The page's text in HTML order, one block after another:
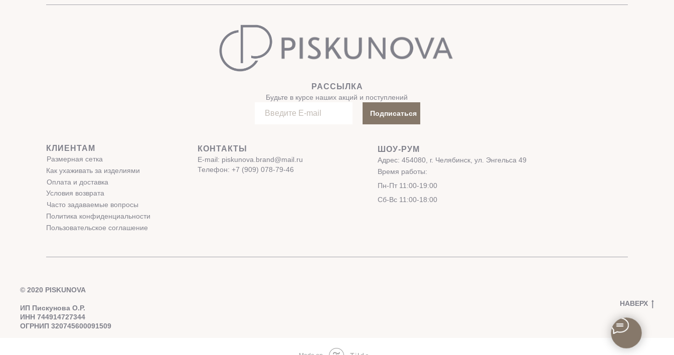
Подписаться
РАССЫЛКА
Будьте в курсе наших акций и поступлений
КЛИЕНТАМ КОНТАКТЫ ШОУ-РУМ
Адрес: 454080, г. Челябинск, ул. Энгельса 49
Время работы:
Пн-Пт 11:00-19:00
Сб-Вс 11:00-18:00
E-mail: piskunova.brand@mail.ru
Телефон: +7 (909) 078-79-46
Размерная сетка
Как ухаживать за изделиями
Оплата и доставка
Условия возврата
Часто задаваемые вопросы
Политика конфиденциальности
Пользовательское соглашение
© 2020 PISKUNOVA
ИП Пискунова О.Р.
ИНН 744914727344
ОГРНИП 320745600091509
НАВЕРХ